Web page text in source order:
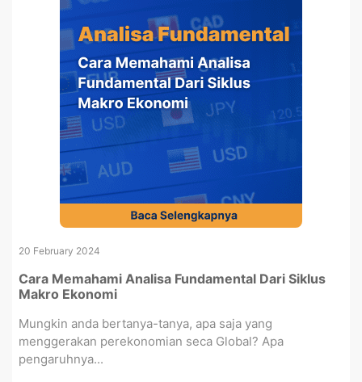
20 February 2024
Cara Memahami Analisa Fundamental Dari Siklus
Makro Ekonomi
Mungkin anda bertanya-tanya, apa saja yang
menggerakan perekonomian seca Global? Apa
pengaruhnya...